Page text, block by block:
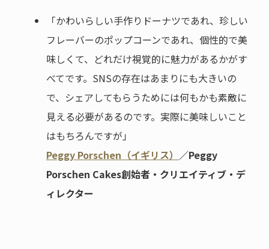
「かわいらしい手作りドーナツであれ、珍しい
フレーバーのポップコーンであれ、個性的で美
味しくて、どれだけ視覚的に魅力があるかがす
べてです。SNSの存在はあまりにも大きいの
で、シェアしてもらうためには何もかも素敵に
見える必要があるのです。実際に美味しいこと
はもちろんですが」
Peggy Porschen（イギリス） ／Peggy
Porschen Cakes創始者・クリエイティブ・デ
ィレクター